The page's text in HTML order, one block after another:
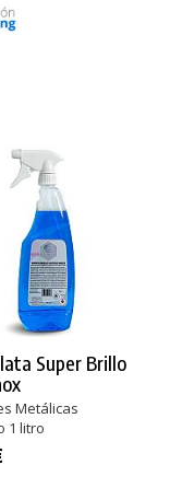
Super Brillo
Metálicas
1 litro